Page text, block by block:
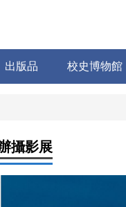
出版品 校史博物館
攝影展